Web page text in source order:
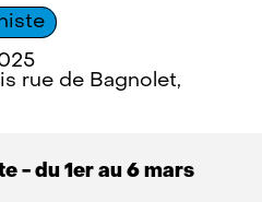
rue de Bagnolet,
- du 1er au 6 mars